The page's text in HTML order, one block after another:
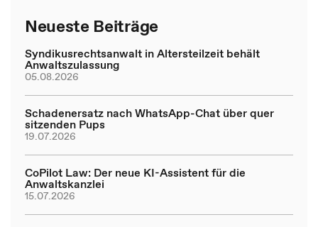
Neueste Beiträge
Syndikusrechtsanwalt in Altersteilzeit behält
Anwaltszulassung
05.08.2026
Schadenersatz nach WhatsApp-Chat über quer
sitzenden Pups
19.07.2026
CoPilot Law: Der neue KI-Assistent für die
Anwaltskanzlei
15.07.2026